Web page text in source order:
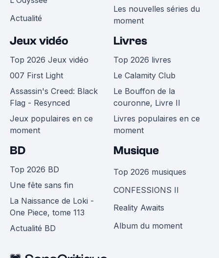
Actualité
Les nouvelles séries du
moment
Jeux vidéo
Top 2026 Jeux vidéo
007 First Light
Assassin's Creed: Black
Flag - Resynced
Jeux populaires en ce
moment
Livres
Top 2026 livres
Le Calamity Club
Le Bouffon de la
couronne, Livre II
Livres populaires en ce
moment
BD
Top 2026 BD
Une fête sans fin
La Naissance de Loki -
One Piece, tome 113
Actualité BD
Musique
Top 2026 musiques
CONFESSIONS II
Reality Awaits
Album du moment